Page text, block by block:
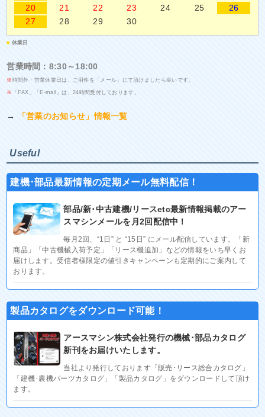
20
21 22 23 24 25
26
27
28 29 30
■ 休業日
営業時間：8:30～18:00
※ 時間外・営業休業日は、ご用件を「メール」にて頂けましたら幸いです。
※ 「FAX」「E-mail」は、24時間受付しております。
→ 「営業のお知らせ」情報一覧
Useful
建機･部品最新情報の定期メール無料配信！
部品/新･中古建機/リースetc最新情報掲載のアー
スマシンメールを月2回配信中！
毎月2回、“1日” と “15日” にメール配信しています。「新
商品」「中古機械入荷予定」「リース機追加」などの情報をいち早くお
届けします。受信者様限定の値引きキャンペーンも定期的にご案内して
おります。
製品カタログをダウンロード可能！
アースマシン株式会社発行の機械･部品カタログ
新刊をお届けいたします。
当社より発行しております「販売･リース総合カタログ」
「建機･農機パーツカタログ」「製品カタログ」をダウンロードして頂け
ます。